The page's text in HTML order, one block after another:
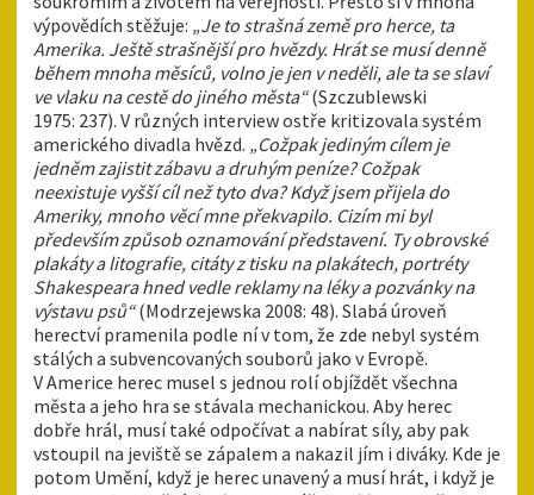
výpovědích stěžuje: „Je to strašná země pro herce, ta
Amerika. Ještě strašnější pro hvězdy. Hrát se musí denně
během mnoha měsíců, volno je jen v neděli, ale ta se slaví
ve vlaku na cestě do jiného města“(Szczublewski
1975: 237). V různých interview ostře kritizovala systém
amerického divadla hvězd. „Cožpak jediným cílem je
jedněm zajistit zábavu a druhým peníze? Cožpak
neexistuje vyšší cíl než tyto dva? Když jsem přijela do
Ameriky, mnoho věcí mne překvapilo. Cizím mi byl
především způsob oznamování představení. Ty obrovské
plakáty a litografie, citáty z tisku na plakátech, portréty
Shakespeara hned vedle reklamy na léky a pozvánky na
výstavu psů“(Modrzejewska 2008: 48). Slabá úroveň
herectví pramenila podle ní v tom, že zde nebyl systém
stálých a subvencovaných souborů jako v Evropě.
V Americe herec musel s jednou rolí objíždět všechna
města a jeho hra se stávala mechanickou. Aby herec
dobře hrál, musí také odpočívat a nabírat síly, aby pak
vstoupil na jeviště se zápalem a nakazil jím i diváky. Kde je
potom Umění, když je herec unavený a musí hrát, i když je